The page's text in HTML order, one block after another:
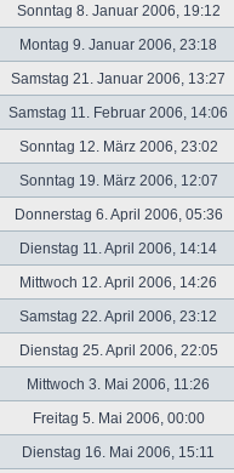
Sonntag 8. Januar 2006, 19:12
Montag 9. Januar 2006, 23:18
Samstag 21. Januar 2006, 13:27
Samstag 11. Februar 2006, 14:06
Sonntag 12. März 2006, 23:02
Sonntag 19. März 2006, 12:07
Donnerstag 6. April 2006, 05:36
Dienstag 11. April 2006, 14:14
Mittwoch 12. April 2006, 14:26
Samstag 22. April 2006, 23:12
Dienstag 25. April 2006, 22:05
Mittwoch 3. Mai 2006, 11:26
Freitag 5. Mai 2006, 00:00
Dienstag 16. Mai 2006, 15:11